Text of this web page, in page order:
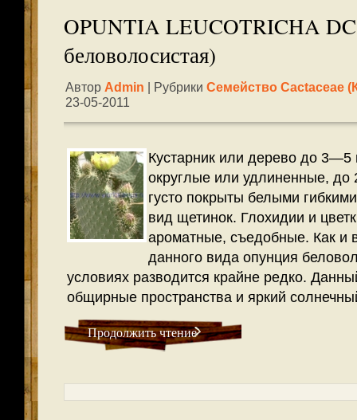
OPUNTIA LEUCOTRICHA
беловолосистая)
Автор Admin | Рубрики Семейство Cactaceae
23-05-2011
Кустарник или дерево до
округлые или удлиненные,
густо покрыты белыми
вид щетинок. Глохидии и
ароматные, съедобные. Как и
данного вида опунция
условиях разводится крайне редко.
общирные пространства и яркий
Продолжить чтение